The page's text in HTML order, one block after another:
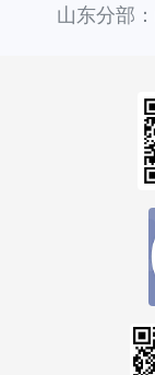
层121
山东分部